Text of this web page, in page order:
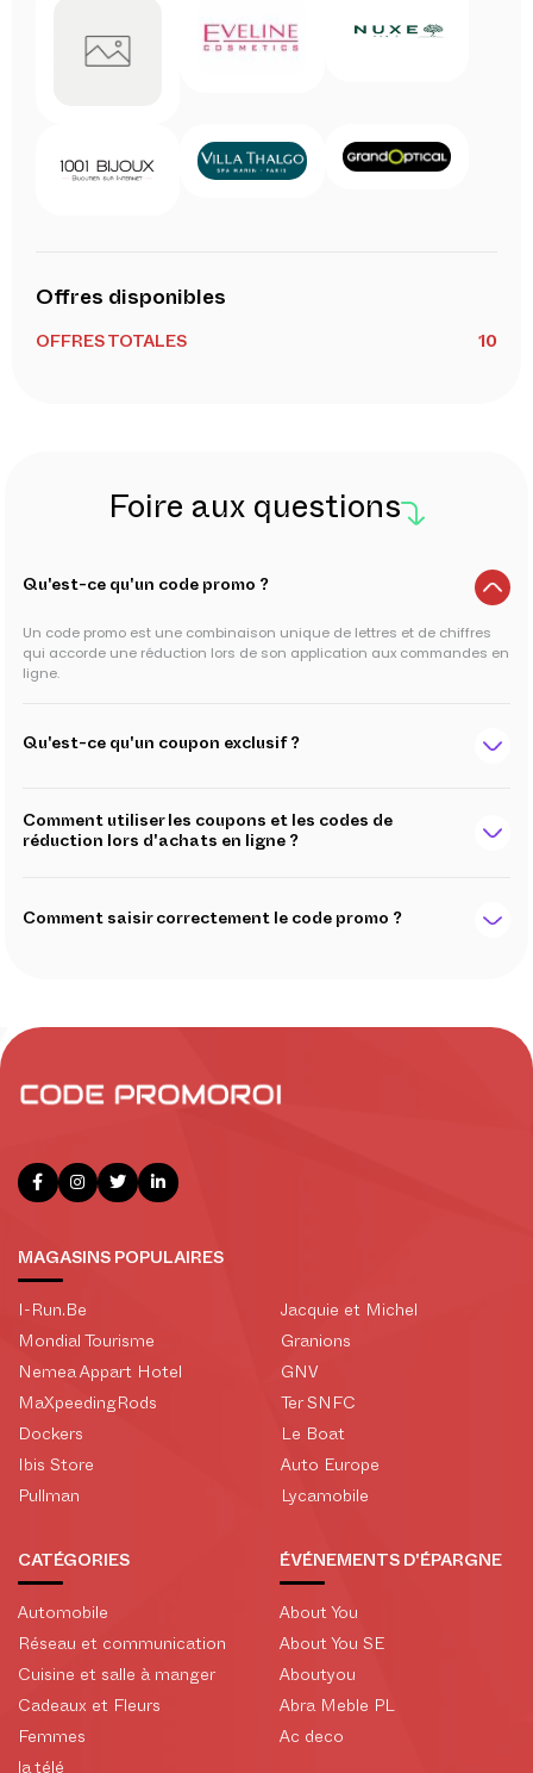
Offres disponibles
OFFRES TOTALES 10
Foire aux questions
Qu'est-ce qu'un code promo ?
Un code promo est une combinaison unique de lettres et de chiffres
qui accorde une réduction lors de son application aux commandes en
ligne.
Qu'est-ce qu'un coupon exclusif ?
Comment utiliser les coupons et les codes de
réduction lors d'achats en ligne ?
Comment saisir correctement le code promo ?
MAGASINS POPULAIRES
I-Run.Be
Mondial Tourisme
Nemea Appart Hotel
MaXpeedingRods
Dockers
Ibis Store
Pullman
Jacquie et Michel
Granions
GNV
Ter SNFC
Le Boat
Auto Europe
Lycamobile
CATÉGORIES
Automobile
Réseau et communication
Cuisine et salle à manger
Cadeaux et Fleurs
Femmes
la télé
ÉVÉNEMENTS D'ÉPARGNE
About You
About You SE
Aboutyou
Abra Meble PL
Ac deco